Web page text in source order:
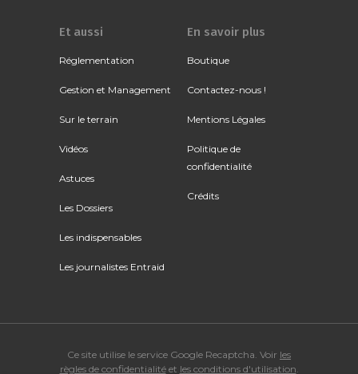
Et aussi
Réglementation
Gestion et Management
Sur le terrain
Vidéos
Astuces
Les Dossiers
Les indispensables
Les journalistes Entraid
En savoir plus
Boutique
Contactez-nous !
Mentions Légales
Politique de
confidentialité
Crédits
Ce site utilise le service Google Recaptcha. Voir les
règles de confidentialitéet les conditions d'utilisation.